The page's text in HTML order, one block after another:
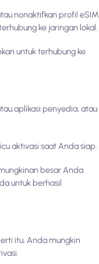
nonaktifkan profil eSIM
ke jaringan lokal.
untuk terhubung ke
aplikasi penyedia, atau
aktivasi saat Anda siap.
besar Anda
untuk berhasil
itu, Anda mungkin